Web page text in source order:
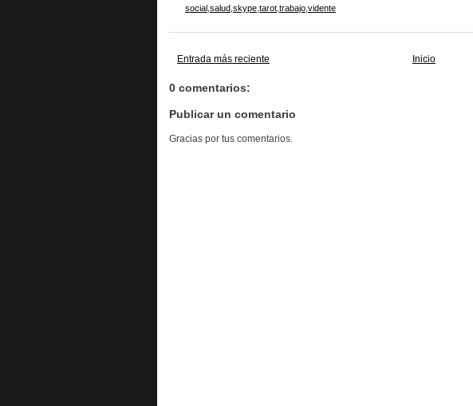
social salud skype tarot trabajo vidente
Entrada más reciente Inicio
0 comentarios:
Publicar un comentario
Gracias por tus comentarios.